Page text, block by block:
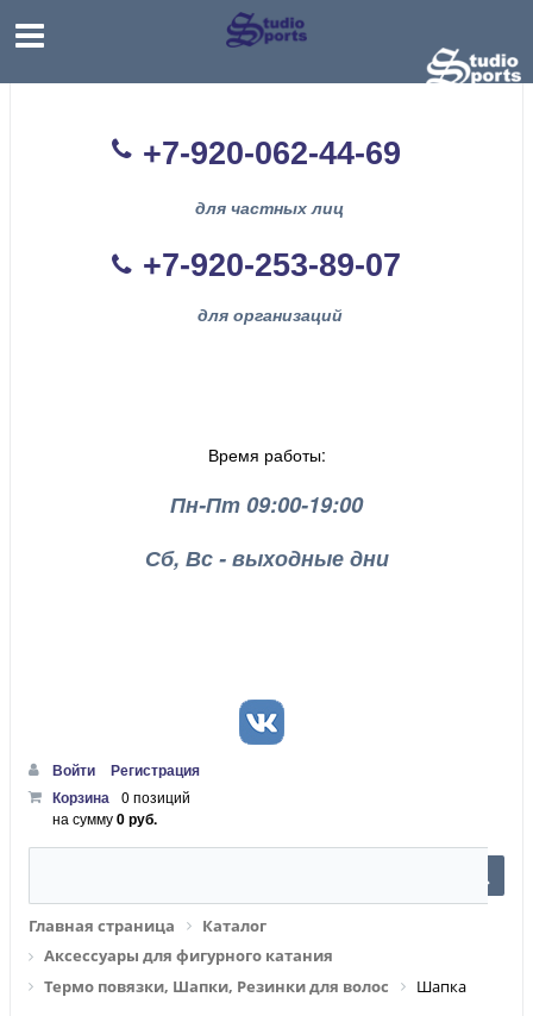
+7-920-062-44-69
для частных лиц
+7-920-253-89-07
для организаций
Время работы:
Пн-Пт 09:00-19:00
Сб, Вс - выходные дни
Войти
Регистрация
Корзина 0 позиций
на сумму0 руб.
Главная страница
Каталог
Аксессуары для фигурного катания
Термо повязки, Шапки, Резинки для волос
Шапка